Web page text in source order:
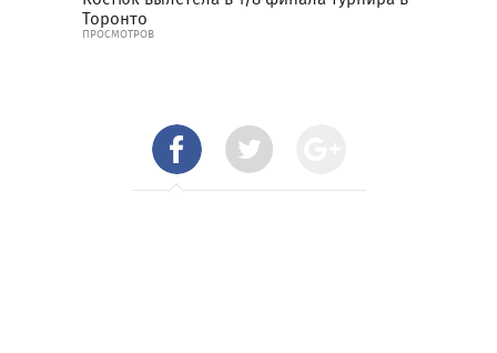
Торонто
ПРОСМОТРОВ